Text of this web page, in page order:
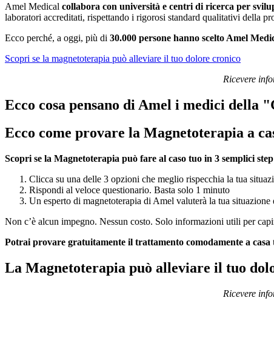
Amel Medical collabora con università e centri di ricerca per
laboratori accreditati, rispettando i rigorosi standard qualitativi della
Ecco perché, a oggi, più di 30.000 persone hanno scelto Amel
Scopri se la magnetoterapia può alleviare il tuo dolore cronico
Ricevere
Ecco cosa pensano di Amel i medici
Ecco come provare la Magnetoterapia a
Scopri se la Magnetoterapia può fare al caso tuo in 3 semplici
Clicca su una delle 3 opzioni che meglio rispecchia la tua
Rispondi al veloce questionario. Basta solo 1 minuto
Un esperto di magnetoterapia di Amel valuterà la tua
Non c’è alcun impegno. Nessun costo. Solo informazioni utili per
Potrai provare gratuitamente il trattamento comodamente a casa
La Magnetoterapia può alleviare il tuo
Ricevere